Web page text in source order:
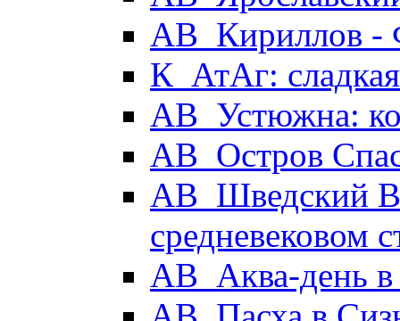
АВ_Кириллов -
К_АтАг:
АВ_Устюжна:
АВ_Остров
АВ_Шведский
средневековом
АВ_Аква-день в